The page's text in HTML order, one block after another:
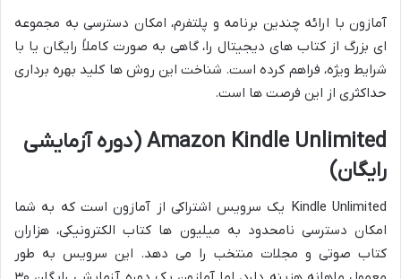
آمازون با ارائه چندین برنامه و پلتفرم، امکان دسترسی به مجموعه
ای بزرگ از کتاب های دیجیتال را، گاهی به صورت کاملاً رایگان یا با
شرایط ویژه، فراهم کرده است. شناخت این روش ها کلید بهره برداری
حداکثری از این فرصت ها است.
Amazon Kindle Unlimited (دوره آزمایشی
رایگان)
Kindle Unlimited یک سرویس اشتراکی از آمازون است که به شما
امکان دسترسی نامحدود به میلیون ها کتاب الکترونیکی، هزاران
کتاب صوتی و مجلات منتخب را می دهد. این سرویس به طور